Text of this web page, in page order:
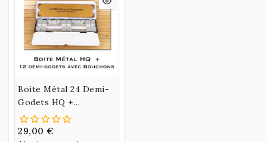
Boite Métal 24 Demi-
Godets HQ +
Accessoires
29,00 €